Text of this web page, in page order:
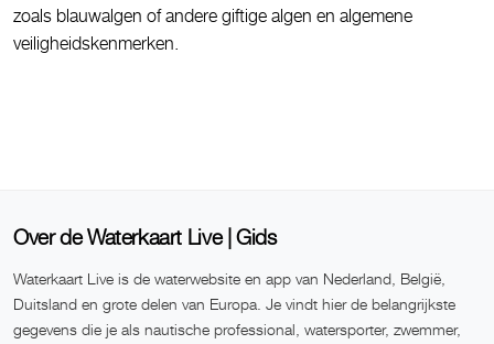
zoals blauwalgen of andere giftige algen en algemene
veiligheidskenmerken.
Over de Waterkaart Live | Gids
Waterkaart Live is de waterwebsite en app van Nederland, België,
Duitsland en grote delen van Europa. Je vindt hier de belangrijkste
gegevens die je als nautische professional, watersporter, zwemmer,